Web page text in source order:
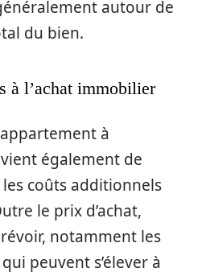
autour de
du bien.
à l’achat immobilier
appartement à
également de
coûts additionnels
le prix d’achat,
notamment les
peuvent s’élever à